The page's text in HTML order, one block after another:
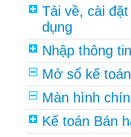
Tải về, cài
dụng
Nhập thông
Mở sổ kế toán
Màn hình
Kế toán Bán